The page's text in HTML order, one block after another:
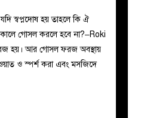
স্বপ্নদোষ হয় তাহলে কি ঐ
গোসল করলে হবে না?–Roki
হয়। আর গোসল ফরজ অবস্থায়
ও স্পর্শ করা এবং মসজিদে